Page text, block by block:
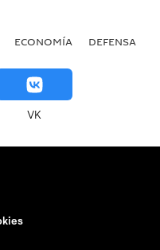
ECONOMÍA DEFENSA
VK